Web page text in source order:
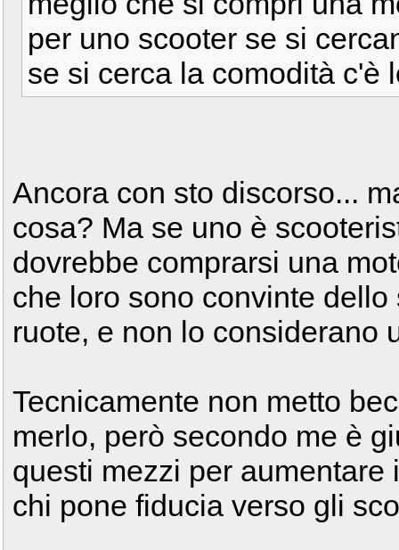
per uno scooter se si
se si cerca la comodità c'è
Ancora con sto discorso...
cosa? Ma se uno è
dovrebbe comprarsi una
che loro sono convinte
ruote, e non lo considerano
Tecnicamente non metto
merlo, però secondo me è
questi mezzi per
chi pone fiducia verso gli